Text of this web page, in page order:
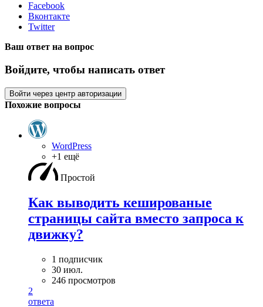
Facebook
Вконтакте
Twitter
Ваш ответ на вопрос
Войдите, чтобы написать ответ
Войти через центр авторизации
Похожие вопросы
WordPress
+1 ещё
Простой
Как выводить кешированые
страницы сайта вместо запроса к
движку?
1 подписчик
30 июл.
246 просмотров
2
ответа